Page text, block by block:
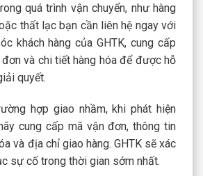
quá trình vận chuyển, như hàng
thất lạc bạn cần liên hệ ngay với
khách hàng của GHTK, cung cấp
và chi tiết hàng hóa để được hỗ
quyết.
hợp giao nhầm, khi phát hiện
cung cấp mã vận đơn, thông tin
và địa chỉ giao hàng. GHTK sẽ xác
sự cố trong thời gian sớm nhất.